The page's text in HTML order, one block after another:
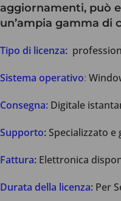
aggiornamenti, può
un’ampia gamma di
Tipo di licenza:
Sistema operativo:
Consegna: Digitale
Supporto:Specializzato e
Fattura: Elettronica
Durata della licenza: Per